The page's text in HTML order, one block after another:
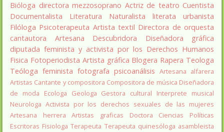
Bióloga directora mezzosoprano Actriz de teatro Cuentista
Documentalista
Literatura Naturalista literata
urbanista
Filóloga Psicoterapeuta Artista textil Directora de orquesta
cantautora
Artesana Descubridora
Diseñadora gráfica
diputada feminista y activista por los Derechos Humanos
Fisica Fotoperiodista Artista gráfica Blogera Rapera Teologa
Teóloga feminista fotografa psicoanálisis Artesana alfarera
Artistas Cantante y compositora Compositora de música Diseñadora
de moda
Ecologa Geologa Gestora cultural
Interprete musical
Neurologa Activista por los derechos sexuales de las mujeres
Artesana herrera
Artistas graficas
Doctora Ciencias Políticas
Escritoras Fisiologa Terapeuta Terapeuta quinesóloga asambleista